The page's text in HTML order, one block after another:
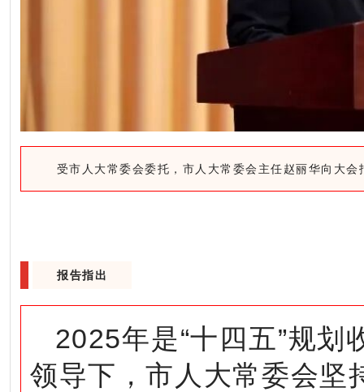
受市人大常委会委托，市人大常委会主任赵丽华向大会
报告指出
2025年是“十四五”规
领导下，市人大常委会坚